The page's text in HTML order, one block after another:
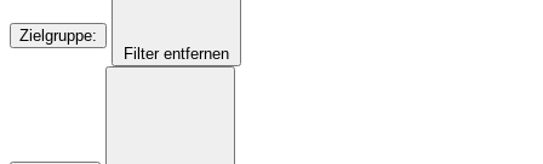
Zielgruppe:
Filter entfernen